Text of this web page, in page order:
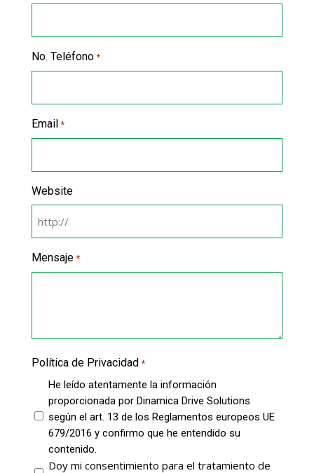
No. Teléfono *
Email *
Website
Mensaje *
Política de Privacidad *
He leído atentamente la información
proporcionada por Dinamica Drive Solutions
según el art. 13 de los Reglamentos europeos UE
679/2016 y confirmo que he entendido su
contenido.
Doy mi consentimiento para el tratamiento de